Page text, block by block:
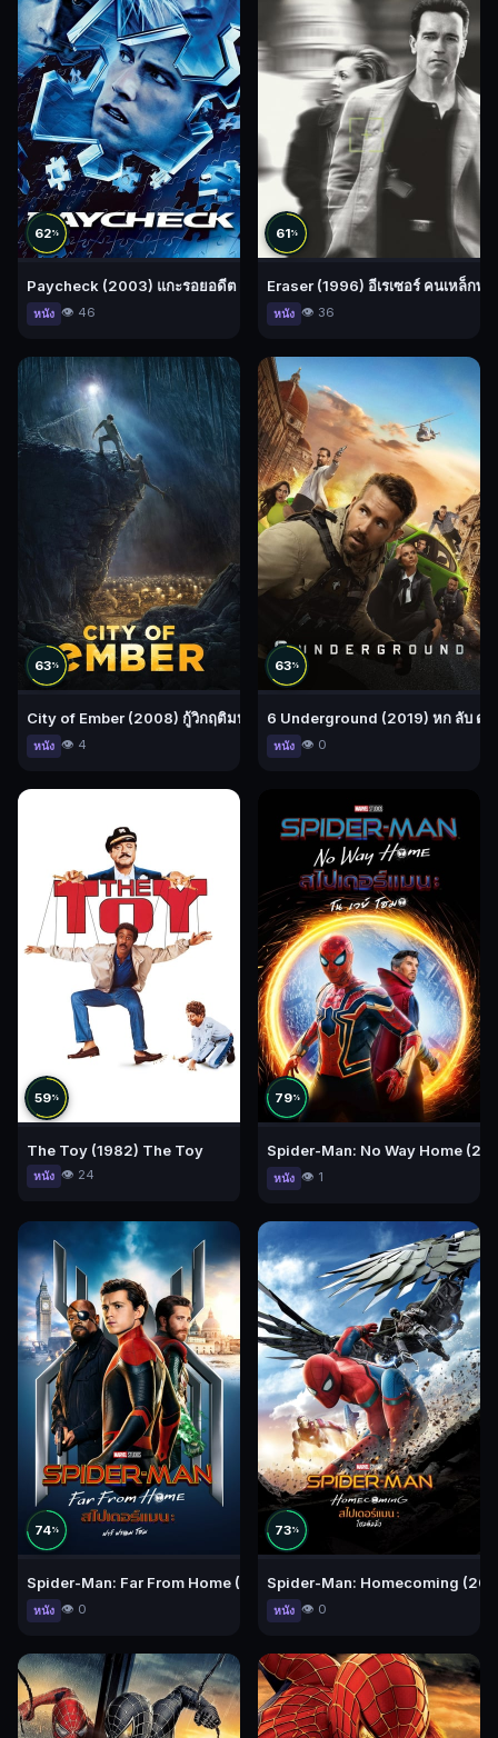
62%
Paycheck (2003) แกะรอยอดีต ล่าปมปริศนา
หนัง 👁️ 46
61%
Eraser (1996) อีเรเซอร์ คนเหล็กพ
หนัง 👁️ 36
63%
City of Ember (2008) กู้วิกฤติมหานครใต้พิภพ
หนัง 👁️ 4
63%
6 Underground (2019) หก ลับ ดับ
หนัง 👁️ 0
59%
The Toy (1982) The Toy
หนัง 👁️ 24
79%
Spider-Man: No Way Home
หนัง 👁️ 1
74%
Spider-Man: Far From Home (2019) สไปเดอร์-แมน: ฟาร์ ฟอร์ม โฮม
หนัง 👁️ 0
73%
Spider-Man: Homecoming
หนัง 👁️ 0